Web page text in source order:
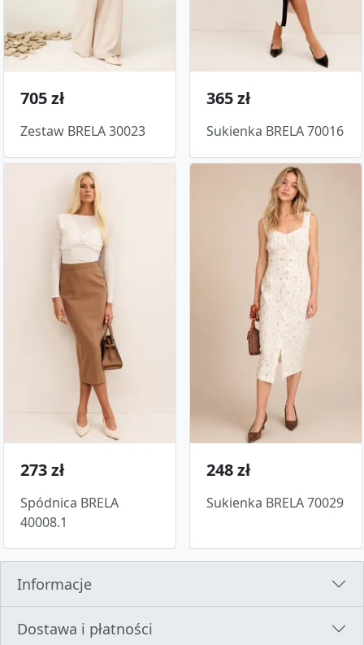
705 zł
Zestaw BRELA 30023
365 zł
Sukienka BRELA 70016
273 zł
Spódnica BRELA
40008.1
248 zł
Sukienka BRELA 70029
Informacje
Dostawa i płatności